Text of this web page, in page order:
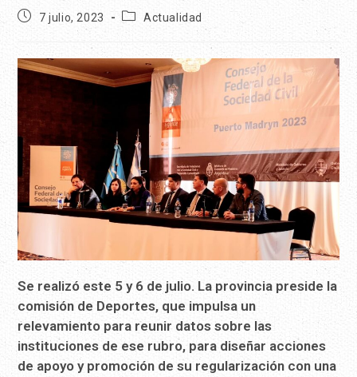
7 julio, 2023 Actualidad
Se realizó este 5 y 6 de julio. La provincia preside la
comisión de Deportes, que impulsa un
relevamiento para reunir datos sobre las
instituciones de ese rubro, para diseñar acciones
de apoyo y promoción de su regularización con una